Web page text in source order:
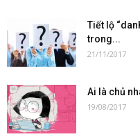
Tiết lộ
trong...
21/11/2017
Ai là chủ
19/08/2017